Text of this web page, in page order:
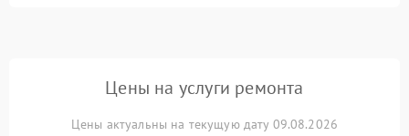
Цены на услуги ремонта
Цены актуальны на текущую дату 09.08.2026